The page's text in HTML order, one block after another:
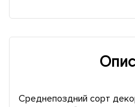
Среднепоздний сорт